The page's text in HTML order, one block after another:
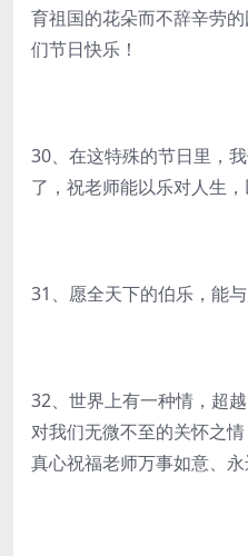
育祖国的花朵而不辞辛劳
们节日快乐！
30、在这特殊的节日里，
了，祝老师能以乐对人生，
31、愿全天下的伯乐，能
32、世界上有一种情，超
对我们无微不至的关怀之
真心祝福老师万事如意、永